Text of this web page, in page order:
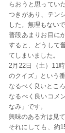
らおうと思ってい
つきがあり、テン
した。無理もない
普段あまりお目に
すると、どうして
てしまいました。
2月22日（土）11
のクイズ」という
なるべく良いとこ
なるべく良いコメ
なみ」です。
興味のある方は見
それにしても、約